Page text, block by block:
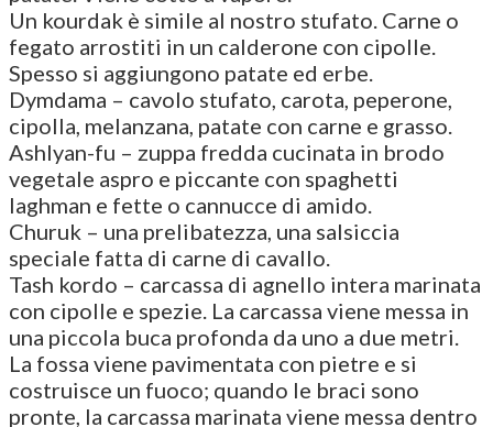
Un kourdak è simile al nostro stufato. Carne o
fegato arrostiti in un calderone con cipolle.
Spesso si aggiungono patate ed erbe.
Dymdama – cavolo stufato, carota, peperone,
cipolla, melanzana, patate con carne e grasso.
Ashlyan-fu – zuppa fredda cucinata in brodo
vegetale aspro e piccante con spaghetti
laghman e fette o cannucce di amido.
Churuk – una prelibatezza, una salsiccia
speciale fatta di carne di cavallo.
Tash kordo – carcassa di agnello intera marinata
con cipolle e spezie. La carcassa viene messa in
una piccola buca profonda da uno a due metri.
La fossa viene pavimentata con pietre e si
costruisce un fuoco; quando le braci sono
pronte, la carcassa marinata viene messa dentro